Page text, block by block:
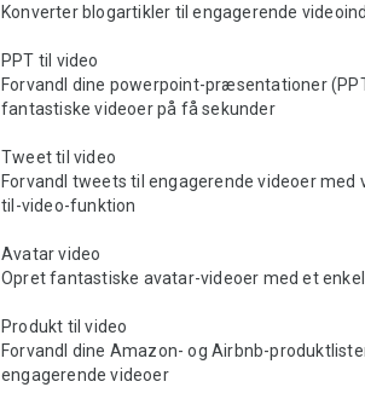
Konverter blogartikler til engagerende
PPT til video
Forvandl dine powerpoint-præsentationer
fantastiske videoer på få sekunder
Tweet til video
Forvandl tweets til engagerende videoer med
til-video-funktion
Avatar video
Opret fantastiske avatar-videoer med et
Produkt til video
Forvandl dine Amazon- og Airbnb-
engagerende videoer